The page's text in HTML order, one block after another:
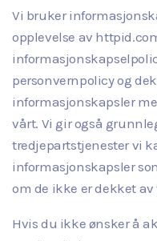
Vi bruker
opplevelse av
personvernpolicy og
informasjonskapsler
vårt. Vi gir også
tredjepartstjenester vi
informasjonskapsler
om de ikke er dekket av
Hvis du ikke ønsker å